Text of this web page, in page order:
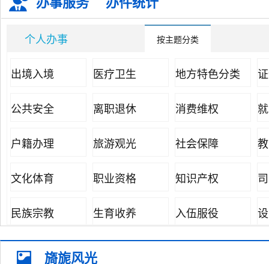
个人办事 按主题分类
出境入境 医疗卫生 地方特色分类
公共安全 离职退休 消费维权
户籍办理 旅游观光 社会保障
文化体育 职业资格 知识产权
民族宗教 生育收养 入伍服役
准营准办
旖旎风光